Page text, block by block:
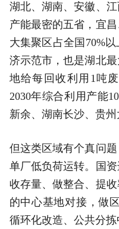
湖北、湖南、安徽、
产能最密的五省，宜
大集聚区占全国70%
济示范市，也是湖北
地给每回收利用1吨
2030年综合利用产能
新余、湖南长沙、贵州
但这类区域有个真问
单厂低负荷运转。国
收存量、做整合、提
的中心基地对接，做
循环化改造、公共分拣